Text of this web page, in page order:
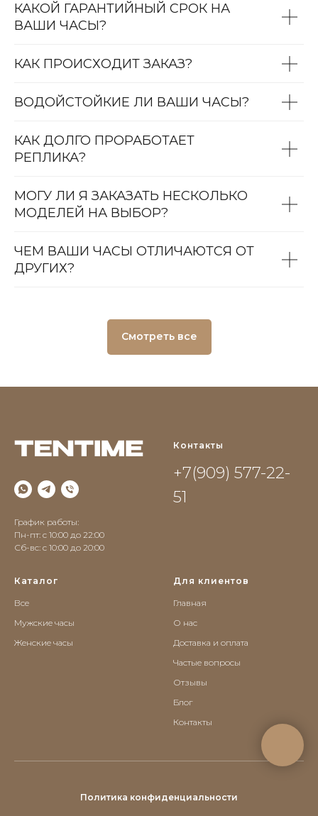
КАКОЙ ГАРАНТИЙНЫЙ СРОК НА
ВАШИ ЧАСЫ?
КАК ПРОИСХОДИТ ЗАКАЗ?
ВОДОЙСТОЙКИЕ ЛИ ВАШИ ЧАСЫ?
КАК ДОЛГО ПРОРАБОТАЕТ
РЕПЛИКА?
МОГУ ЛИ Я ЗАКАЗАТЬ НЕСКОЛЬКО
МОДЕЛЕЙ НА ВЫБОР?
ЧЕМ ВАШИ ЧАСЫ ОТЛИЧАЮТСЯ ОТ
ДРУГИХ?
Смотреть все
График работы:
Пн-пт: с 10:00 до 22:00
Сб-вс: c 10:00 до 20:00
Контакты
+7(909) 577-22-
51
Каталог
Все
Мужские часы
Женские часы
Для клиентов
Главная
О нас
Доставка и оплата
Частые вопросы
Отзывы
Блог
Контакты
Политика конфиденциальности